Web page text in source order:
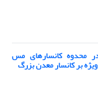
محدوه کانسارهای مس
بر کانسار معدن بزرگ